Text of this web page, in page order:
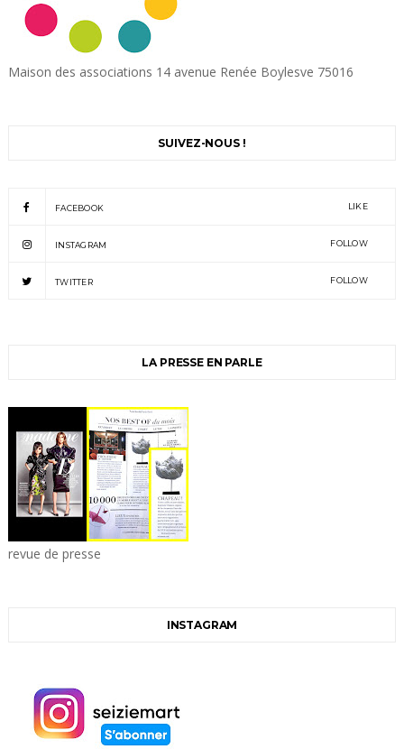
Maison des associations 14 avenue Renée Boylesve 75016
SUIVEZ-NOUS !
FACEBOOK LIKE
INSTAGRAM FOLLOW
TWITTER FOLLOW
LA PRESSE EN PARLE
revue de presse
INSTAGRAM